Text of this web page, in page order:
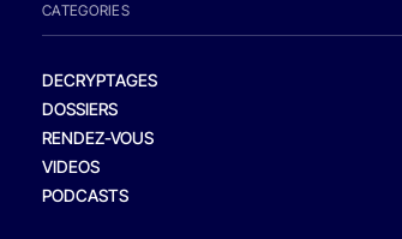
CATEGORIES
DECRYPTAGES
DOSSIERS
RENDEZ-VOUS
VIDEOS
PODCASTS